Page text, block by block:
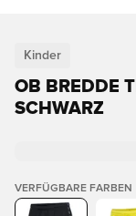
Kinder
OB BREDDE
SCHWARZ
VERFÜGBARE FARBEN